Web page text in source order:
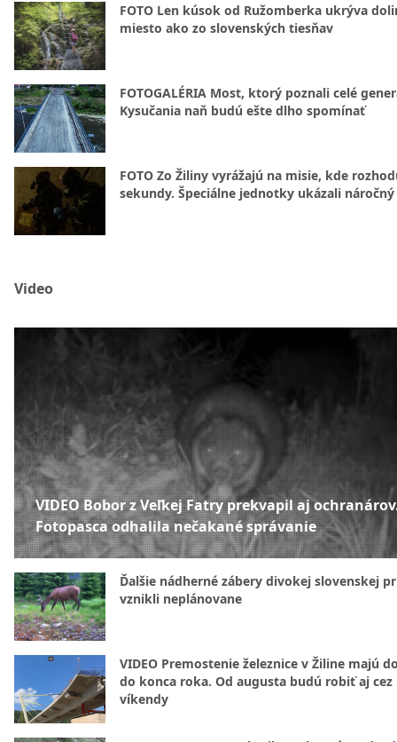
FOTO Len kúsok od Ružomberka ukrýva
miesto ako zo slovenských tiesňav
FOTOGALÉRIA Most, ktorý poznali celé
Kysučania naň budú ešte dlho spomínať
FOTO Zo Žiliny vyrážajú na misie, kde
sekundy. Špeciálne jednotky ukázali
Video
VIDEO Bobor z Veľkej Fatry prekvapil aj
Fotopasca odhalila nečakané správanie
Ďalšie nádherné zábery divokej slovenskej
vznikli neplánovane
VIDEO Premostenie železnice v Žiline majú
do konca roka. Od augusta budú robiť aj cez
víkendy